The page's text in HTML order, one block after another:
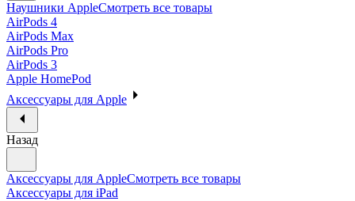
Наушники AppleСмотреть все товары
AirPods 4
AirPods Max
AirPods Pro
AirPods 3
Apple HomePod
Аксессуары для Apple
Назад
Аксессуары для AppleСмотреть все товары
Аксессуары для iPad